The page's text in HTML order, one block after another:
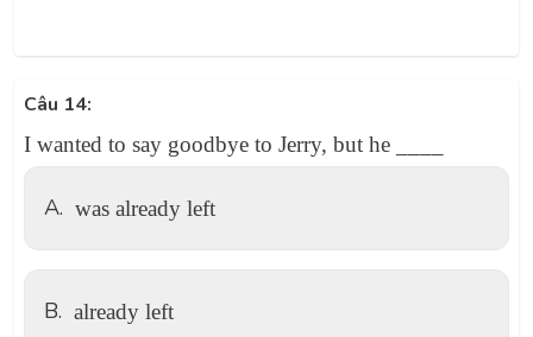
Câu 14:
I wanted to say goodbye to Jerry, but he ____
A. was already left
B. already left